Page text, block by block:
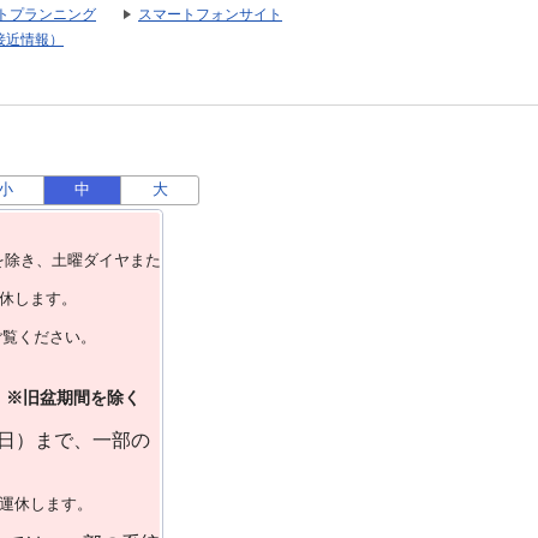
プランニング
スマートフォンサイト
情報）
中 大
き、⼟曜ダイヤまた
します。
ください。
※旧盆期間を除く
）まで、一部の
します。